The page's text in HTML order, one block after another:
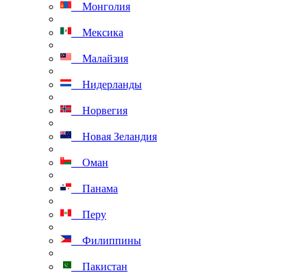
Монголия
Мексика
Малайзия
Нидерланды
Норвегия
Новая Зеландия
Оман
Панама
Перу
Филиппины
Пакистан